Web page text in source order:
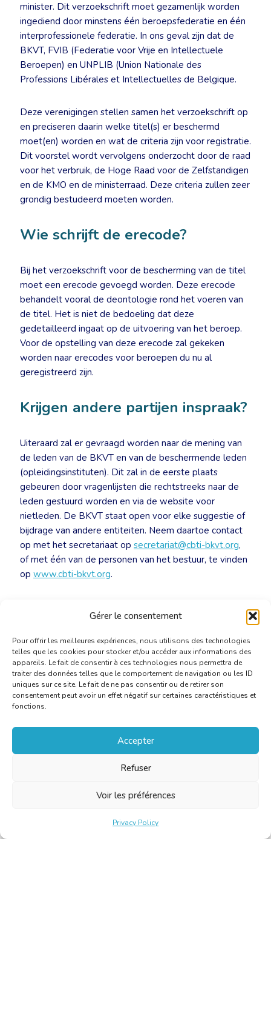
Gérer le consentement
Pour offrir les meilleures expériences, nous utilisons des technologies
telles que les cookies pour stocker et/ou accéder aux informations des
appareils. Le fait de consentir à ces technologies nous permettra de
traiter des données telles que le comportement de navigation ou les ID
uniques sur ce site. Le fait de ne pas consentir ou de retirer son
consentement peut avoir un effet négatif sur certaines caractéristiques et
fonctions.
Accepter
Refuser
Voir les préférences
Privacy Policy
minister. Dit verzoekschrift moet gezamenlijk worden
ingediend door minstens één beroepsfederatie en één
interprofessionele federatie. In ons geval zijn dat de
BKVT, FVIB (Federatie voor Vrije en Intellectuele
Beroepen) en UNPLIB (Union Nationale des
Professions Libérales et Intellectuelles de Belgique.
Deze verenigingen stellen samen het verzoekschrift op
en preciseren daarin welke titel(s) er beschermd
moet(en) worden en wat de criteria zijn voor registratie.
Dit voorstel wordt vervolgens onderzocht door de raad
voor het verbruik, de Hoge Raad voor de Zelfstandigen
en de KMO en de ministerraad. Deze criteria zullen zeer
grondig bestudeerd moeten worden.
Wie schrijft de erecode?
Bij het verzoekschrift voor de bescherming van de titel
moet een erecode gevoegd worden. Deze erecode
behandelt vooral de deontologie rond het voeren van
de titel. Het is niet de bedoeling dat deze
gedetailleerd ingaat op de uitvoering van het beroep.
Voor de opstelling van deze erecode zal gekeken
worden naar erecodes voor beroepen du nu al
geregistreerd zijn.
Krijgen andere partijen inspraak?
Uiteraard zal er gevraagd worden naar de mening van
de leden van de BKVT en van de beschermende leden
(opleidingsinstituten). Dit zal in de eerste plaats
gebeuren door vragenlijsten die rechtstreeks naar de
leden gestuurd worden en via de website voor
nietleden. De BKVT staat open voor elke suggestie of
bijdrage van andere entiteiten. Neem daartoe contact
op met het secretariaat op secretariat@cbti-bkvt.org,
of met één van de personen van het bestuur, te vinden
op www.cbti-bkvt.org.
vertalers en tolken [PDF]